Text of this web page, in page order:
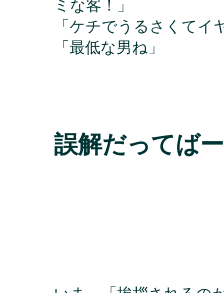
ミな客！」
「ケチでうるさくてイ
「最低な男ね」
誤解だってば